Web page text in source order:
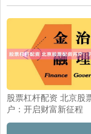
股票杠杆配资 北京股
户：开启财富新征程